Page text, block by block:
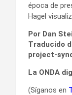
época de
Hagel
Por Dan
Traducido
project-
La ONDA
(Síganos en